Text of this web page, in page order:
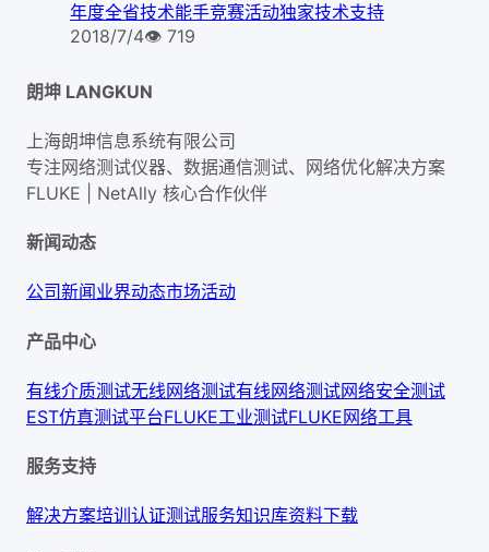
年度全省技术能手竞赛活动独家技术支持
2018/7/4👁 719
朗坤 LANGKUN
上海朗坤信息系统有限公司
专注网络测试仪器、数据通信测试、网络优化解决方案
FLUKE | NetAlly 核心合作伙伴
新闻动态
公司新闻业界动态市场活动
产品中心
有线介质测试无线网络测试有线网络测试网络安全测试
EST仿真测试平台FLUKE工业测试FLUKE网络工具
服务支持
解决方案培训认证测试服务知识库资料下载